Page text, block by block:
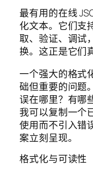
最有用的在线
化文本。它们支
取、验证、调试
换。这正是它们
一个强大的格式
础但重要的问题
误在哪里？有哪
我可以复制一个
使用而不引入错
案立刻呈现。
格式化与可读性